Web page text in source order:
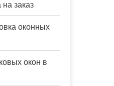
на заказ
оконных
окон в